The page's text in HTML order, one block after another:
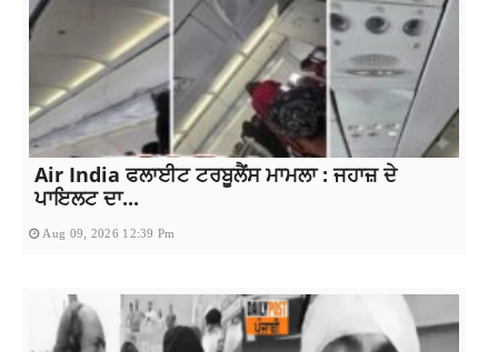
Air India ਫਲਾਈਟ ਟਰਬੂਲੈਂਸ ਮਾਮਲਾ : ਜਹਾਜ਼ ਦੇ
ਪਾਇਲਟ ਦਾ...
Aug 09, 2026 12:39 Pm